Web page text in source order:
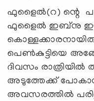
ഫുളൈൽ(റ) ന്റെ
ഫുളൈൽ ഇബ്നു
പെൺകുട്ടിയെ
ദിവസം രാത്രിയിൽ
അടുത്തേക്ക്
അവസരത്തിൽ